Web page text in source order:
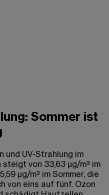
Sommer ist
und UV-Strahlung im
von 33,63 µg/m³ im
µg/m³ im Sommer, die
von eins auf fünf. Ozon